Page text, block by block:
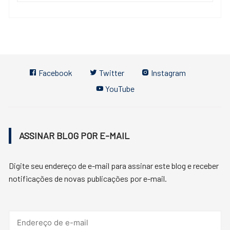
Facebook Twitter
Instagram
YouTube
ASSINAR BLOG POR E-MAIL
Digite seu endereço de e-mail para assinar este blog e receber
notificações de novas publicações por e-mail.